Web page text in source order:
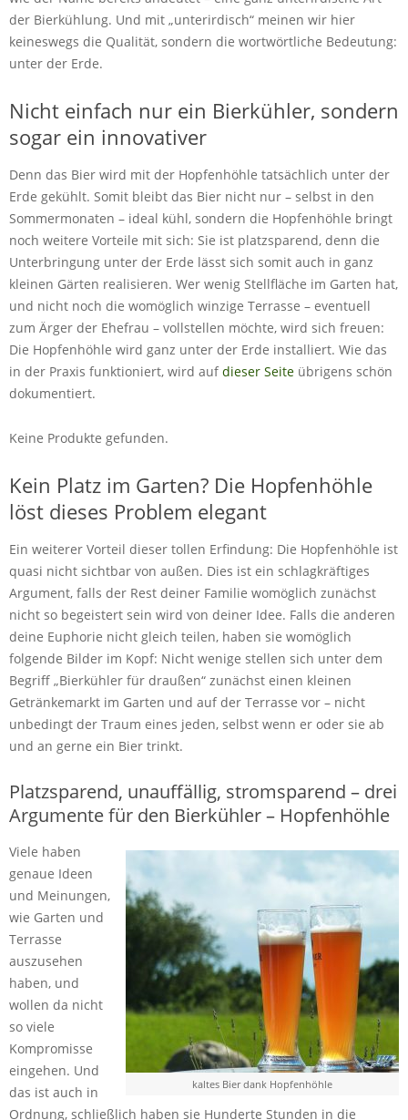
der Bierkühlung. Und mit „unterirdisch“ meinen wir hier
keineswegs die Qualität, sondern die wortwörtliche Bedeutung:
unter der Erde.
Nicht einfach nur ein Bierkühler, sondern
sogar ein innovativer
Denn das Bier wird mit der Hopfenhöhle tatsächlich unter der
Erde gekühlt. Somit bleibt das Bier nicht nur – selbst in den
Sommermonaten – ideal kühl, sondern die Hopfenhöhle bringt
noch weitere Vorteile mit sich: Sie ist platzsparend, denn die
Unterbringung unter der Erde lässt sich somit auch in ganz
kleinen Gärten realisieren. Wer wenig Stellfläche im Garten hat,
und nicht noch die womöglich winzige Terrasse – eventuell
zum Ärger der Ehefrau – vollstellen möchte, wird sich freuen:
Die Hopfenhöhle wird ganz unter der Erde installiert. Wie das
in der Praxis funktioniert, wird aufdieser Seite übrigens schön
dokumentiert.
Keine Produkte gefunden.
Kein Platz im Garten? Die Hopfenhöhle
löst dieses Problem elegant
Ein weiterer Vorteil dieser tollen Erfindung: Die Hopfenhöhle ist
quasi nicht sichtbar von außen. Dies ist ein schlagkräftiges
Argument, falls der Rest deiner Familie womöglich zunächst
nicht so begeistert sein wird von deiner Idee. Falls die anderen
deine Euphorie nicht gleich teilen, haben sie womöglich
folgende Bilder im Kopf: Nicht wenige stellen sich unter dem
Begriff „Bierkühler für draußen“ zunächst einen kleinen
Getränkemarkt im Garten und auf der Terrasse vor – nicht
unbedingt der Traum eines jeden, selbst wenn er oder sie ab
und an gerne ein Bier trinkt.
Platzsparend, unauffällig, stromsparend – drei
Argumente für den Bierkühler – Hopfenhöhle
kaltes Bier dank Hopfenhöhle
Viele haben
genaue Ideen
und Meinungen,
wie Garten und
Terrasse
auszusehen
haben, und
wollen da nicht
so viele
Kompromisse
eingehen. Und
das ist auch in
Ordnung, schließlich haben sie Hunderte Stunden in die